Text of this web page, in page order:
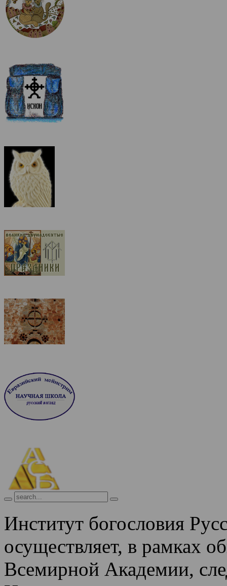
Институт богословия
осуществляет, в рамках
Всемирной Академии,